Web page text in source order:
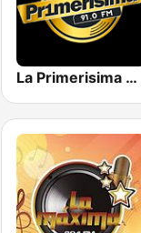
La Primerisima 91.0 FM